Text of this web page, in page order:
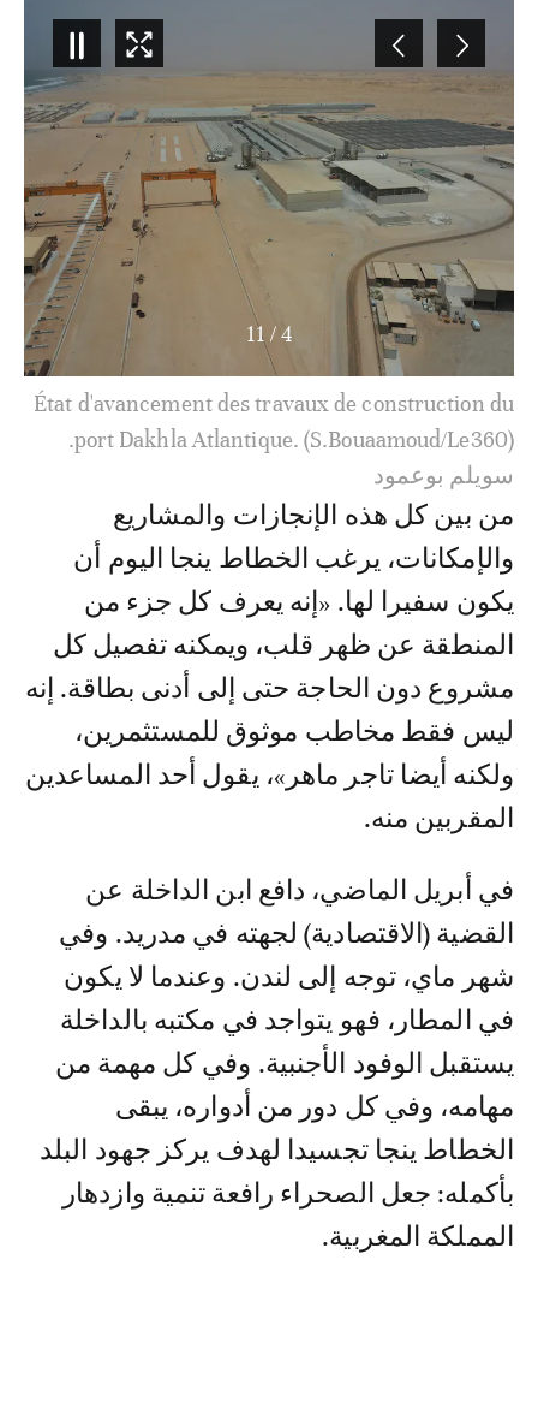
4
/
11
État d'avancement des travaux de construction du
port Dakhla Atlantique. (S.Bouaamoud/Le360).
سويلم بوعمود
من بين كل هذه الإنجازات والمشاريع
والإمكانات، يرغب الخطاط ينجا اليوم أن
يكون سفيرا لها. «إنه يعرف كل جزء من
المنطقة عن ظهر قلب، ويمكنه تفصيل كل
مشروع دون الحاجة حتى إلى أدنى بطاقة. إنه
ليس فقط مخاطب موثوق للمستثمرين،
ولكنه أيضا تاجر ماهر»، يقول أحد المساعدين
المقربين منه.
في أبريل الماضي، دافع ابن الداخلة عن
القضية (الاقتصادية) لجهته في مدريد. وفي
شهر ماي، توجه إلى لندن. وعندما لا يكون
في المطار، فهو يتواجد في مكتبه بالداخلة
يستقبل الوفود الأجنبية. وفي كل مهمة من
مهامه، وفي كل دور من أدواره، يبقى
الخطاط ينجا تجسيدا لهدف يركز جهود البلد
بأكمله: جعل الصحراء رافعة تنمية وازدهار
المملكة المغربية.